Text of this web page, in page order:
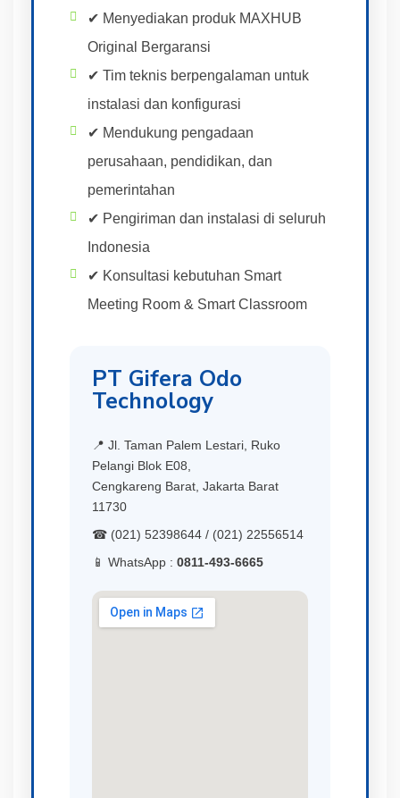
✔ Menyediakan produk MAXHUB
Original Bergaransi
✔ Tim teknis berpengalaman untuk
instalasi dan konfigurasi
✔ Mendukung pengadaan
perusahaan, pendidikan, dan
pemerintahan
✔ Pengiriman dan instalasi di seluruh
Indonesia
✔ Konsultasi kebutuhan Smart
Meeting Room & Smart Classroom
PT Gifera Odo
Technology
📍 Jl. Taman Palem Lestari, Ruko
Pelangi Blok E08,
Cengkareng Barat, Jakarta Barat
11730
☎ (021) 52398644 / (021) 22556514
📱 WhatsApp : 0811-493-6665